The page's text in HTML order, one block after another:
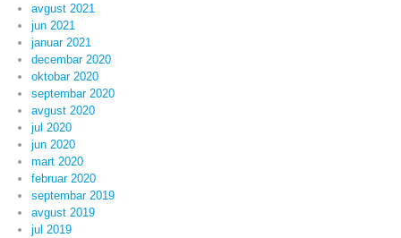
avgust 2021
jun 2021
januar 2021
decembar 2020
oktobar 2020
septembar 2020
avgust 2020
jul 2020
jun 2020
mart 2020
februar 2020
septembar 2019
avgust 2019
jul 2019